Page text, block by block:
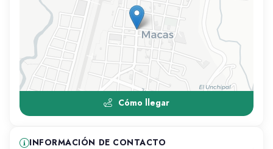
Cómo llegar
INFORMACIÓN DE CONTACTO